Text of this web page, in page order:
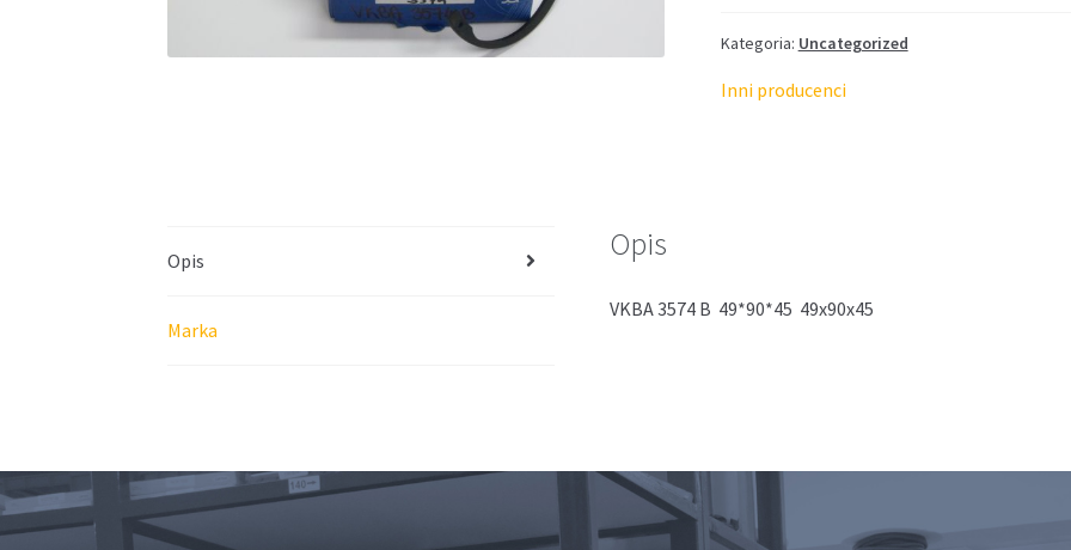
Kategoria: Uncategorized
Inni producenci
Opis
Marka
Opis
VKBA 3574 B 49*90*45 49x90x45